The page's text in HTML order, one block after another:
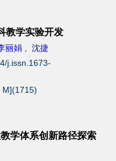
教学实验开发
丽娟 , 沈捷
j.issn.1673-
M](1715)
学体系创新路径探索